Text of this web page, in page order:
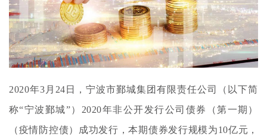
2020年3月24日，宁波市鄞城集团有限责任公司（以下简
称“宁波鄞城”）2020年非公开发行公司债券（第一期）
（疫情防控债）成功发行，本期债券发行规模为10亿元，